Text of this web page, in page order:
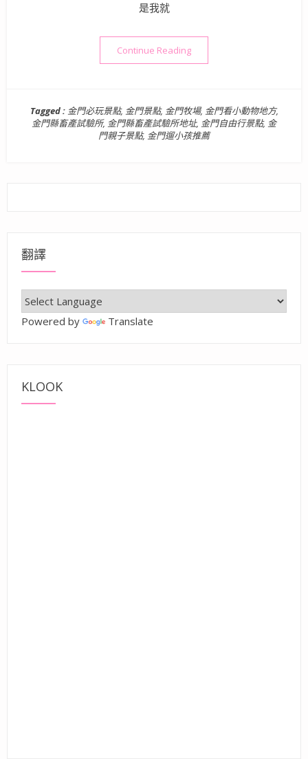
是我就
Continue Reading“金門景點》畜牧一甲子的金
Tagged : 金門必玩景點, 金門景點, 金門牧場, 金門看小動物地方,
金門縣畜產試驗所, 金門縣畜產試驗所地址, 金門自由行景點, 金
門親子景點, 金門遛小孩推薦
翻譯
Powered by Translate
KLOOK